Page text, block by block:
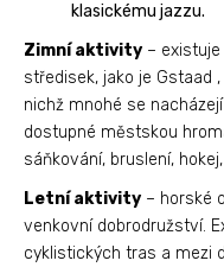
klasickému jazzu.
Zimní aktivity –
středisek, jako je Gstaad
nichž mnohé se
dostupné městskou
sáňkování, bruslení,
Letní aktivity – horské
venkovní dobrodružství.
cyklistických tras a mezi